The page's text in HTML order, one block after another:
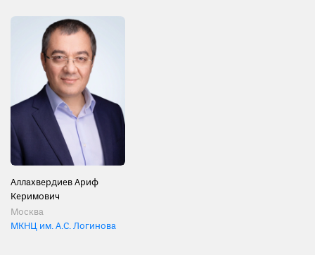
Аллахвердиев Ариф
Керимович
Москва
МКНЦ им. А.С. Логинова